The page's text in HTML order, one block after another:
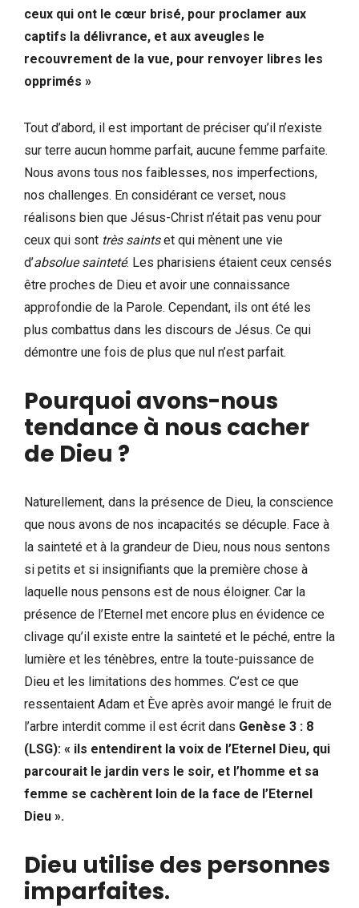
ceux qui ont le cœur brisé, pour proclamer aux
captifs la délivrance, et aux aveugles le
recouvrement de la vue, pour renvoyer libres les
opprimés »
Tout d’abord, il est important de préciser qu’il n’existe
sur terre aucun homme parfait, aucune femme parfaite.
Nous avons tous nos faiblesses, nos imperfections,
nos challenges. En considérant ce verset, nous
réalisons bien que Jésus-Christ n’était pas venu pour
ceux qui sont très saintset qui mènent une vie
d’absolue sainteté. Les pharisiens étaient ceux censés
être proches de Dieu et avoir une connaissance
approfondie de la Parole. Cependant, ils ont été les
plus combattus dans les discours de Jésus. Ce qui
démontre une fois de plus que nul n’est parfait.
Pourquoi avons-nous
tendance à nous cacher
de Dieu ?
Naturellement, dans la présence de Dieu, la conscience
que nous avons de nos incapacités se décuple. Face à
la sainteté et à la grandeur de Dieu, nous nous sentons
si petits et si insignifiants que la première chose à
laquelle nous pensons est de nous éloigner. Car la
présence de l’Eternel met encore plus en évidence ce
clivage qu’il existe entre la sainteté et le péché, entre la
lumière et les ténèbres, entre la toute-puissance de
Dieu et les limitations des hommes. C’est ce que
ressentaient Adam et Ève après avoir mangé le fruit de
l’arbre interdit comme il est écrit dans Genèse 3 : 8
(LSG): « ils entendirent la voix de l’Eternel Dieu, qui
parcourait le jardin vers le soir, et l’homme et sa
femme se cachèrent loin de la face de l’Eternel
Dieu ».
Dieu utilise des personnes
imparfaites.